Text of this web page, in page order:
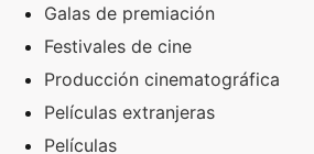
Galas de premiación
Festivales de cine
Producción cinematográfica
Películas extranjeras
Películas